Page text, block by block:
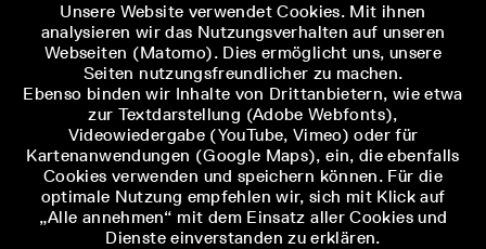
Unsere Website verwendet Cookies. Mit ihnen
analysieren wir das Nutzungsverhalten auf unseren
Webseiten (Matomo). Dies ermöglicht uns, unsere
Seiten nutzungsfreundlicher zu machen.
Ebenso binden wir Inhalte von Drittanbietern, wie etwa
zur Textdarstellung (Adobe Webfonts),
Videowiedergabe (YouTube, Vimeo) oder für
Kartenanwendungen (Google Maps), ein, die ebenfalls
Cookies verwenden und speichern können. Für die
optimale Nutzung empfehlen wir, sich mit Klick auf
„Alle annehmen“ mit dem Einsatz aller Cookies und
Dienste einverstanden zu erklären.
Website gelangt ist (Referrer)
- die Unterseiten, die von der aufgerufenen Website aus
aufgerufen werden
- die Verweildauer auf der Website
- die Häufigkeit des Aufrufs der Website.
Die Software läuft dabei ausschließlich auf den in
Deutschland stehenden Servern unserer Websites. Eine
Weitergabe der Daten an Dritte erfolgt nicht. Durch